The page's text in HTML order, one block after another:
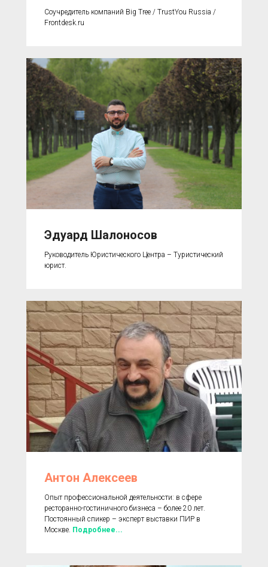
Соучредитель компаний Big Tree / TrustYou Russia /
Frontdesk.ru
Эдуард Шалоносов
Руководитель Юристического Центра – Туристический
юрист.
Антон Алексеев
Опыт профессиональной деятельности: в сфере
ресторанно-гостиничного бизнеса – более 20 лет.
Постоянный спикер – эксперт выставки ПИР в
Москве. Подробнее...